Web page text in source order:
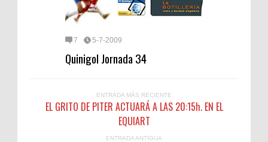
7 5-7-2009
Quinigol Jornada 34
ENTRADA MÁS RECIENTE
EL GRITO DE PITER ACTUARÁ A LAS 20:15h. EN EL
EQUIART
ENTRADA ANTIGUA